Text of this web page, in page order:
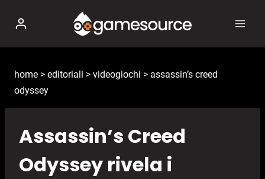
contenuto
home > editoriali > videogiochi > assassin’s creed
odyssey
Assassin’s Creed
Odyssey rivela i